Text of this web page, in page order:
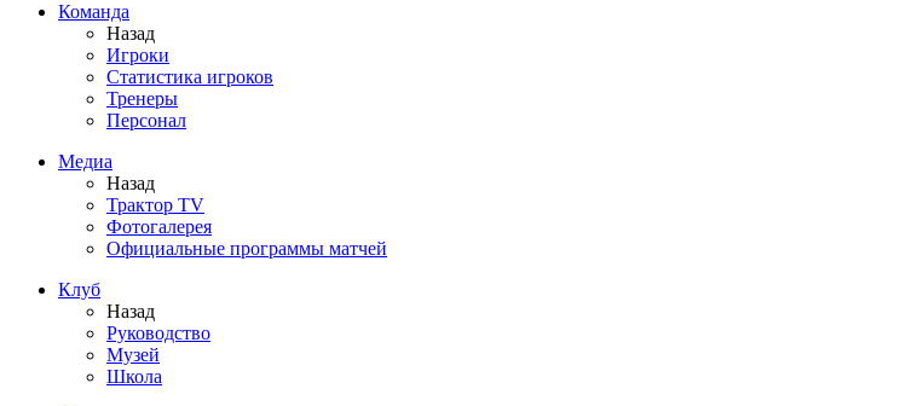
Команда
Назад
Игроки
Статистика игроков
Тренеры
Персонал
Медиа
Назад
Трактор TV
Фотогалерея
Официальные программы матчей
Клуб
Назад
Руководство
Музей
Школа